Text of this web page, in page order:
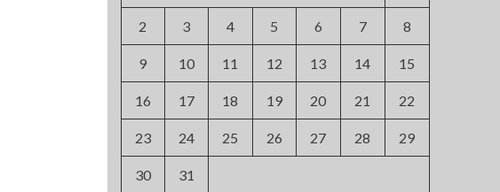
2 3 4 5 6 7 8
9 10 11 12 13 14 15
16 17 18 19 20 21 22
23 24 25 26 27 28 29
30 31